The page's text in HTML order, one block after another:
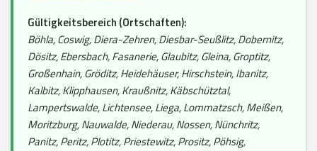
Gültigkeitsbereich (Ortschaften):
Böhla, Coswig, Diera-Zehren, Diesbar-Seußlitz, Dobernitz,
Dösitz, Ebersbach, Fasanerie, Glaubitz, Gleina, Groptitz,
Großenhain, Gröditz, Heidehäuser, Hirschstein, Ibanitz,
Kalbitz, Klipphausen, Kraußnitz, Käbschütztal,
Lampertswalde, Lichtensee, Liega, Lommatzsch, Meißen,
Moritzburg, Nauwalde, Niederau, Nossen, Nünchritz,
Panitz, Peritz, Plotitz, Priestewitz, Prositz, Pöhsig,